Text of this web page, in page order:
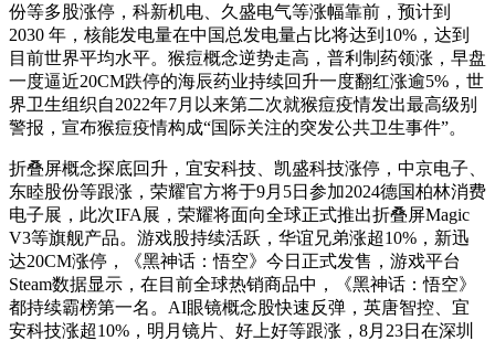
份等多股涨停，科新机电、久盛电气等涨幅靠前，预计到
2030 年，核能发电量在中国总发电量占比将达到10%，达到
目前世界平均水平。猴痘概念逆势走高，普利制药领涨，早盘
一度逼近20CM跌停的海辰药业持续回升一度翻红涨逾5%，世
界卫生组织自2022年7月以来第二次就猴痘疫情发出最高级别
警报，宣布猴痘疫情构成“国际关注的突发公共卫生事件”。
折叠屏概念探底回升，宜安科技、凯盛科技涨停，中京电子、
东睦股份等跟涨，荣耀官方将于9月5日参加2024德国柏林消费
电子展，此次IFA展，荣耀将面向全球正式推出折叠屏Magic
V3等旗舰产品。游戏股持续活跃，华谊兄弟涨超10%，新迅
达20CM涨停，《黑神话：悟空》今日正式发售，游戏平台
Steam数据显示，在目前全球热销商品中，《黑神话：悟空》
都持续霸榜第一名。AI眼镜概念股快速反弹，英唐智控、宜
安科技涨超10%，明月镜片、好上好等跟涨，8月23日在深圳